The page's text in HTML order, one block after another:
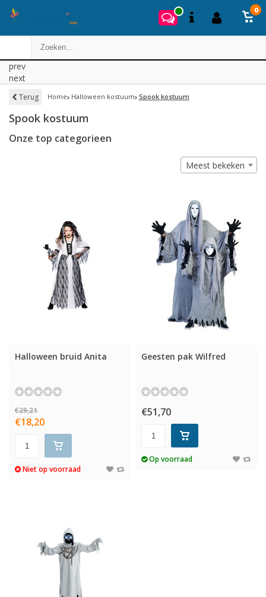
0
prev
next
Terug Home Halloween kostuum Spook kostuum
Spook kostuum
Onze top categorieen
Meest bekeken
Halloween bruid Anita
€29,21
€18,20
Niet op voorraad
Geesten pak Wilfred
€51,70
Op voorraad